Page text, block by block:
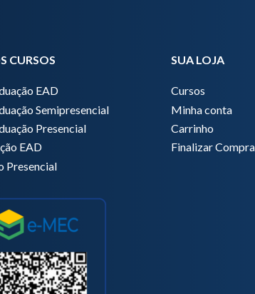
CURSOS
EAD
Semipresencial
Presencial
EAD
Presencial
SUA LOJA
Cursos
Minha conta
Carrinho
Finalizar Compra